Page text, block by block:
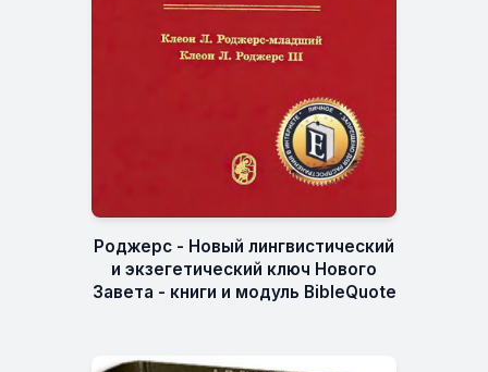
Роджерс - Новый лингвистический
и экзегетический ключ Нового
Завета - книги и модуль BibleQuote